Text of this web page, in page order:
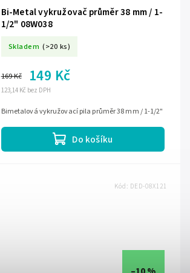
Bi-Metal vykružovač průměr 38 mm / 1-
1/2" 08W038
Skladem (>20 ks)
123,14 Kč bez DPH
169 Kč 149 Kč
Do košíku
Bimetalová vykružovací pila průměr 38 mm / 1-1/2"
Kód: DED-08X121